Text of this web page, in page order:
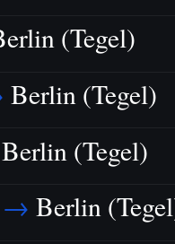
(Tegel)
Berlin (Tegel)
Berlin (Tegel)
→ Berlin